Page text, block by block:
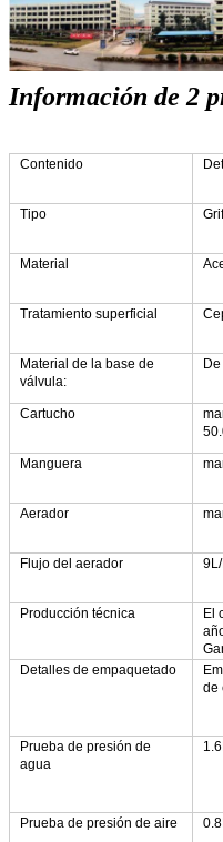
Información de 2
Contenido
Tipo
Material
Tratamiento superficial
Material de la base de
válvula:
Cartucho
Manguera
Aerador
Flujo del aerador
Producción técnica
El
Detalles de empaquetado
de
Prueba de presión de
agua
Prueba de presión de aire